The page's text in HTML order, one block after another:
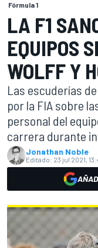
Fórmula 1
LA F1
EQUIPOS
WOLFF Y
Las escuderías
por la FIA sobre
personal del
carrera durante
Jonathan Noble
Editado: 23 jul 2021,